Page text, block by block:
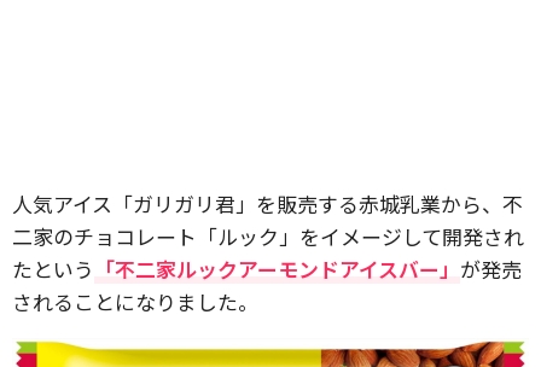
人気アイス「ガリガリ君」を販売する赤城乳業から、不
二家のチョコレート「ルック」をイメージして開発され
たという 「不二家ルックアーモンドアイスバー」 が発売
されることになりました。